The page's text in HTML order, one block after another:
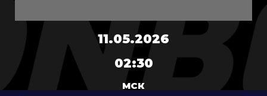
11.05.2026
02:30
МСК